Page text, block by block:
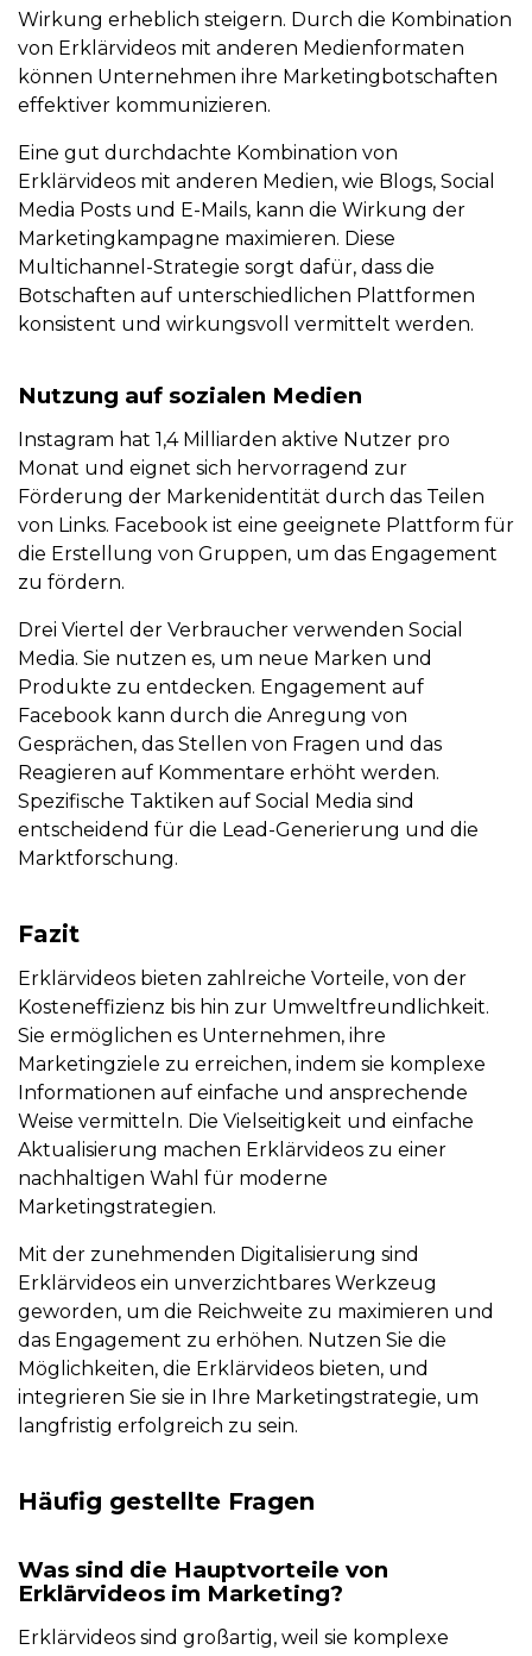
Wirkung erheblich steigern. Durch die Kombination
von Erklärvideos mit anderen Medienformaten
können Unternehmen ihre Marketingbotschaften
effektiver kommunizieren.
Eine gut durchdachte Kombination von
Erklärvideos mit anderen Medien, wie Blogs, Social
Media Posts und E-Mails, kann die Wirkung der
Marketingkampagne maximieren. Diese
Multichannel-Strategie sorgt dafür, dass die
Botschaften auf unterschiedlichen Plattformen
konsistent und wirkungsvoll vermittelt werden.
Nutzung auf sozialen Medien
Instagram hat 1,4 Milliarden aktive Nutzer pro
Monat und eignet sich hervorragend zur
Förderung der Markenidentität durch das Teilen
von Links. Facebook ist eine geeignete Plattform für
die Erstellung von Gruppen, um das Engagement
zu fördern.
Drei Viertel der Verbraucher verwenden Social
Media. Sie nutzen es, um neue Marken und
Produkte zu entdecken. Engagement auf
Facebook kann durch die Anregung von
Gesprächen, das Stellen von Fragen und das
Reagieren auf Kommentare erhöht werden.
Spezifische Taktiken auf Social Media sind
entscheidend für die Lead-Generierung und die
Marktforschung.
Fazit
Erklärvideos bieten zahlreiche Vorteile, von der
Kosteneffizienz bis hin zur Umweltfreundlichkeit.
Sie ermöglichen es Unternehmen, ihre
Marketingziele zu erreichen, indem sie komplexe
Informationen auf einfache und ansprechende
Weise vermitteln. Die Vielseitigkeit und einfache
Aktualisierung machen Erklärvideos zu einer
nachhaltigen Wahl für moderne
Marketingstrategien.
Mit der zunehmenden Digitalisierung sind
Erklärvideos ein unverzichtbares Werkzeug
geworden, um die Reichweite zu maximieren und
das Engagement zu erhöhen. Nutzen Sie die
Möglichkeiten, die Erklärvideos bieten, und
integrieren Sie sie in Ihre Marketingstrategie, um
langfristig erfolgreich zu sein.
Häufig gestellte Fragen
Was sind die Hauptvorteile von
Erklärvideos im Marketing?
Erklärvideos sind großartig, weil sie komplexe